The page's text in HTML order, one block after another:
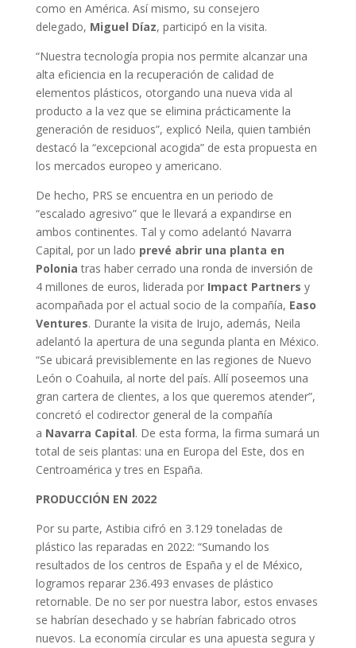
como en América. Así mismo, su consejero
delegado, Miguel Díaz, participó en la visita.
“Nuestra tecnología propia nos permite alcanzar una
alta eficiencia en la recuperación de calidad de
elementos plásticos, otorgando una nueva vida al
producto a la vez que se elimina prácticamente la
generación de residuos”, explicó Neila, quien también
destacó la “excepcional acogida” de esta propuesta en
los mercados europeo y americano.
De hecho, PRS se encuentra en un periodo de
“escalado agresivo” que le llevará a expandirse en
ambos continentes. Tal y como adelantó Navarra
Capital, por un lado prevé abrir una planta en
Poloniatras haber cerrado una ronda de inversión de
4 millones de euros, liderada porImpact Partners y
acompañada por el actual socio de la compañía, Easo
Ventures. Durante la visita de Irujo, además, Neila
adelantó la apertura de una segunda planta en México.
“Se ubicará previsiblemente en las regiones de Nuevo
León o Coahuila, al norte del país. Allí poseemos una
gran cartera de clientes, a los que queremos atender”,
concretó el codirector general de la compañía
a Navarra Capital. De esta forma, la firma sumará un
total de seis plantas: una en Europa del Este, dos en
Centroamérica y tres en España.
PRODUCCIÓN EN 2022
Por su parte, Astibia cifró en 3.129 toneladas de
plástico las reparadas en 2022: “Sumando los
resultados de los centros de España y el de México,
logramos reparar 236.493 envases de plástico
retornable. De no ser por nuestra labor, estos envases
se habrían desechado y se habrían fabricado otros
nuevos. La economía circular es una apuesta segura y